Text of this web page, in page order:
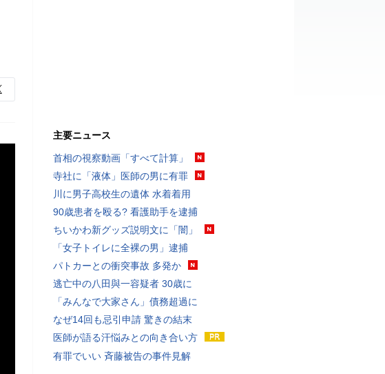
主要ニュース
首相の視察動画「すべて計算」
寺社に「液体」医師の男に有罪
川に男子高校生の遺体 水着着用
90歳患者を殴る? 看護助手を逮捕
ちいかわ新グッズ説明文に「闇」
「女子トイレに全裸の男」逮捕
パトカーとの衝突事故 多発か
逃亡中の八田與一容疑者 30歳に
「みんなで大家さん」債務超過に
なぜ14回も忌引申請 驚きの結末
医師が語る汗悩みとの向き合い方
有罪でいい 斉藤被告の事件見解